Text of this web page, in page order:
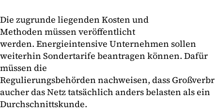
Die zugrunde liegenden Kosten und
Methoden müssen veröffentlicht
werden. Energieintensive Unternehmen sollen
weiterhin Sondertarife beantragen können. Dafür
müssen die
Regulierungsbehörden nachweisen, dass Großverbr
aucher das Netz tatsächlich anders belasten als ein
Durchschnittskunde.